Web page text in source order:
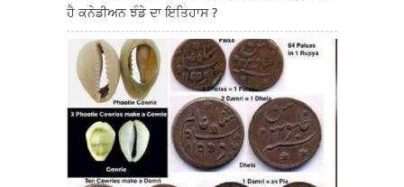
ਹੈ ਕਨੇਡੀਅਨ ਝੰਡੇ ਦਾ ਇਤਿਹਾਸ ?